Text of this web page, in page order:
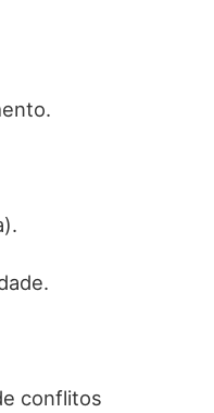
conflitos